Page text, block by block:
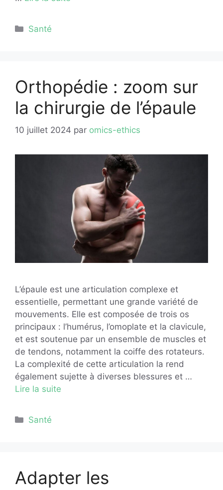
Catégories
Santé
Orthopédie : zoom sur
la chirurgie de l’épaule
10 juillet 2024 par omics-ethics
L’épaule est une articulation complexe et
essentielle, permettant une grande variété de
mouvements. Elle est composée de trois os
principaux : l’humérus, l’omoplate et la clavicule,
et est soutenue par un ensemble de muscles et
de tendons, notamment la coiffe des rotateurs.
La complexité de cette articulation la rend
également sujette à diverses blessures et …
Lire la suite
Catégories
Santé
Adapter les